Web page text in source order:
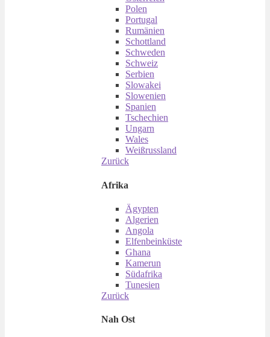
Polen
Portugal
Rumänien
Schottland
Schweden
Schweiz
Serbien
Slowakei
Slowenien
Spanien
Tschechien
Ungarn
Wales
Weißrussland
Zurück
Afrika
Ägypten
Algerien
Angola
Elfenbeinküste
Ghana
Kamerun
Südafrika
Tunesien
Zurück
Nah Ost